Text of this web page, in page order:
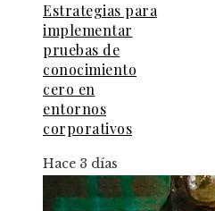
Estrategias para
implementar
pruebas de
conocimiento
cero en
entornos
corporativos
Hace 3 días